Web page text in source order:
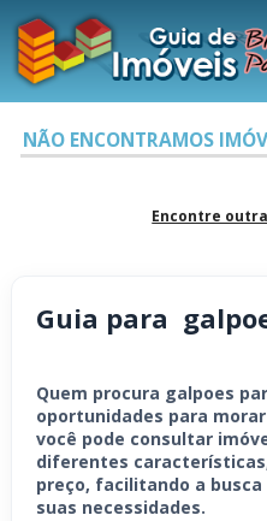
NÃO ENCONTRAMOS
Encontre
Guia para
Quem procura galpoes
oportunidades para
você pode consultar
diferentes
preço, facilitando a
suas necessidades.